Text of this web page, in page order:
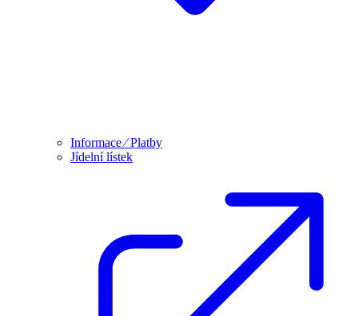
Informace ⁄ Platby
Jídelní lístek